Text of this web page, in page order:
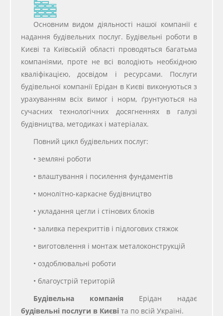
Основним видом діяльності нашої компанії є
надання будівельних послуг. Будівельні роботи в
Києві та Київській області проводяться багатьма
компаніями, проте не всі володіють необхідною
кваліфікацією, досвідом і ресурсами. Послуги
будівельної компанії Ерідан в Києві виконуються з
урахуванням всіх вимог і норм, ґрунтуються на
сучасних технологічних досягненнях в галузі
будівництва, методиках і матеріалах.
Повний цикл будівельних послуг:
• земляні роботи
• влаштування і посилення фундаментів
• монолітно-каркасне будівництво
• укладання цегли і стінових блоків
• заливка перекриттів і підлогових стяжок
• виготовлення і монтаж металоконструкцій
• оздоблювальні роботи
• благоустрій територій
Будівельна компанія Ерідан надає
будівельні послуги в Києві та по всій Україні.